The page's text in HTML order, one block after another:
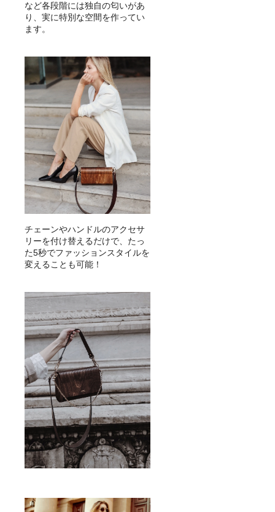
など各段階には独自の匂いがあ
り、実に特別な空間を作ってい
ます。
チェーンやハンドルのアクセサ
リーを付け替えるだけで、たっ
た5秒でファッションスタイルを
変えることも可能！